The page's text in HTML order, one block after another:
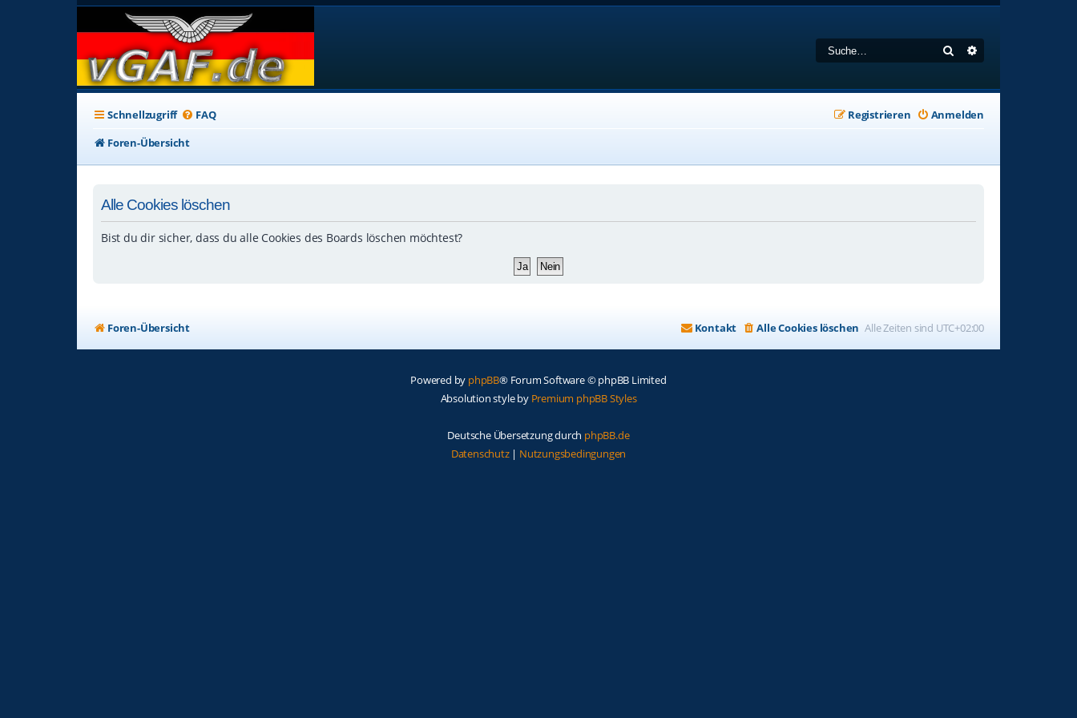
Suche
Schnellzugriff FAQ Anmelden
Registrieren
Foren-Übersicht
Alle Cookies löschen
Bist du dir sicher, dass du alle Cookies des Boards löschen möchtest?
Foren-Übersicht Alle Zeiten sind UTC+02:00
Alle Cookies löschen
Kontakt
Powered by phpBB® Forum Software © phpBB Limited
Absolution style by Premium phpBB Styles
Deutsche Übersetzung durch phpBB.de
Datenschutz| Nutzungsbedingungen